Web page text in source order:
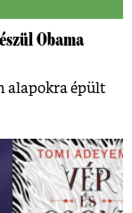
Obama
alapokra épült